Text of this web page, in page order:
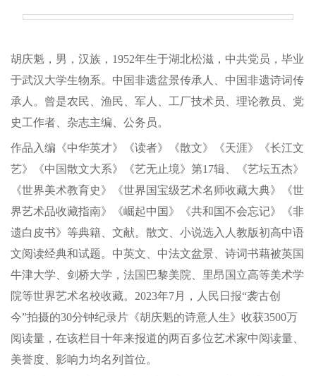
胡庆魁，男，汉族，1952年生于湖北松滋，中共党员，毕业
于武汉大学生物系。中国非遗盆景传承人、中国非遗诗词传
承人。曾是农民、渔民、军人、工厂技术员、理论教员、党
史工作者、杂志主编、公务员。
作品入编《中华英才》《读者》《散文》《天涯》《长江文
艺》《中国散文大系》《艺无止境》第17辑、《艺坛五杰》
《世界美术教育史》《世界国宝级艺术名师收藏大典》《世
界艺术品收藏指南》《崛起中国》《共和国不会忘记》《非
遗白皮书》等典籍、文献。散文、小说选入人教版初高中语
文阅读经典和试题。中英文、中法文盆景、诗词书藉被英国
牛津大学、剑桥大学，法国巴黎美院、里昂国立高等美术学
院等世界艺术名校收藏。2023年7月，人民日报“袭古创
今”拍摄的30分钟纪录片《胡庆魁的诗意人生》收获3500万
阅读量，在该栏目十年来报道的两百多位艺术家中阅读量、
美誉度、影响力均名列首位。